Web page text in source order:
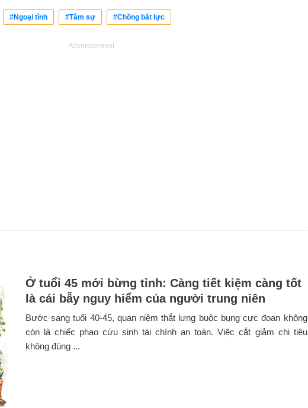
#Ngoại tình #Tâm sự #Chồng bất lực
Advertisement
Ở tuổi 45 mới bừng tỉnh: Càng tiết kiệm càng tốt
là cái bẫy nguy hiểm của người trung niên
Bước sang tuổi 40-45, quan niệm thắt lưng buộc bụng cực đoan không
còn là chiếc phao cứu sinh tài chính an toàn. Việc cắt giảm chi tiêu
không đúng ...